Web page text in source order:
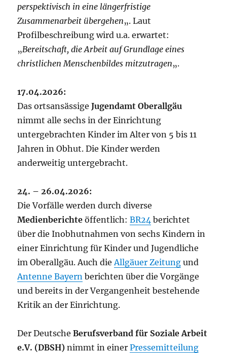
perspektivisch in eine längerfristige
Zusammenarbeit übergehen„. Laut
Profilbeschreibung wird u.a. erwartet:
„Bereitschaft, die Arbeit auf Grundlage eines
christlichen Menschenbildes mitzutragen„.
17.04.2026:
Das ortsansässigeJugendamt Oberallgäu
nimmt alle sechs in der Einrichtung
untergebrachten Kinder im Alter von 5 bis 11
Jahren in Obhut. Die Kinder werden
anderweitig untergebracht.
24. – 26.04.2026:
Die Vorfälle werden durch diverse
Medienberichte öffentlich:BR24 berichtet
über die Inobhutnahmen von sechs Kindern in
einer Einrichtung für Kinder und Jugendliche
im Oberallgäu. Auch die Allgäuer Zeitung und
Antenne Bayern berichten über die Vorgänge
und bereits in der Vergangenheit bestehende
Kritik an der Einrichtung.
Der DeutscheBerufsverband für Soziale Arbeit
e.V. (DBSH)nimmt in einerPressemitteilung